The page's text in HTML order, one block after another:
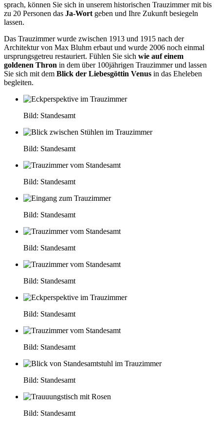
sprach, können Sie sich in unserem historischen Trauzimmer mit bis
zu 20 Personen das Ja-Wort geben und Ihre Zukunft besiegeln
lassen.
Das Trauzimmer wurde zwischen 1913 und 1915 nach der
Architektur von Max Bluhm erbaut und wurde 2006 noch einmal
ursprungsgetreu restauriert. Fühlen Sie sich wie auf einem
goldenen Thron in dem über 100jährigen Trauzimmer und lassen
Sie sich mit dem Blick der Liebesgöttin Venus in das Eheleben
begleiten.
Bild: Standesamt
Bild: Standesamt
Bild: Standesamt
Bild: Standesamt
Bild: Standesamt
Bild: Standesamt
Bild: Standesamt
Bild: Standesamt
Bild: Standesamt
Bild: Standesamt